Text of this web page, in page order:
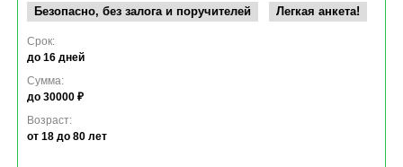
Безопасно, без залога и поручителей
Легкая анкета!
Срок:
до 16 дней
Сумма:
до 30000 ₽
Возраст:
от 18 до 80 лет